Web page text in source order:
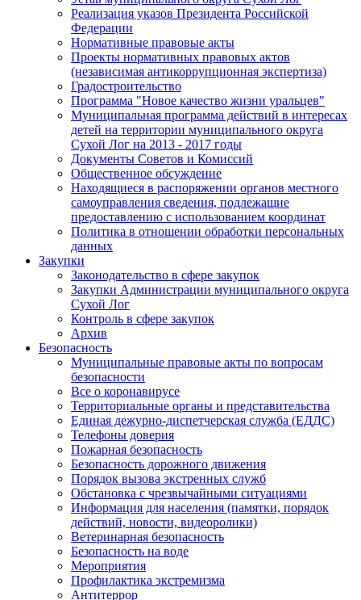
Реализация указов Президента Российской
Федерации
Нормативные правовые акты
Проекты нормативных правовых актов
(независимая антикоррупционная экспертиза)
Градостроительство
Программа "Новое качество жизни уральцев"
Муниципальная программа действий в интересах
детей на территории муниципального округа
Сухой Лог на 2013 - 2017 годы
Документы Советов и Комиссий
Общественное обсуждение
Находящиеся в распоряжении органов местного
самоуправления сведения, подлежащие
предоставлению с использованием координат
Политика в отношении обработки персональных
данных
Закупки
Законодательство в сфере закупок
Закупки Администрации муниципального округа
Сухой Лог
Контроль в сфере закупок
Архив
Безопасность
Муниципальные правовые акты по вопросам
безопасности
Все о коронавирусе
Территориальные органы и представительства
Единая дежурно-диспетчерская служба (ЕДДС)
Телефоны доверия
Пожарная безопасность
Безопасность дорожного движения
Порядок вызова экстренных служб
Обстановка с чрезвычайными ситуациями
Информация для населения (памятки, порядок
действий, новости, видеоролики)
Ветеринарная безопасность
Безопасность на воде
Мероприятия
Профилактика экстремизма
Антитеррор